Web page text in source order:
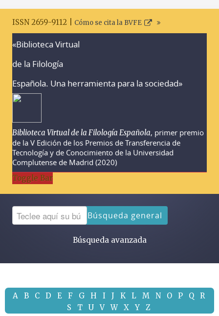
ISSN 2659-9112 | Cómo se cita la BVFE
«Biblioteca Virtual
de la Filología
Española. Una herramienta para la sociedad»
Biblioteca Virtual de la Filología Española, primer premio
de la V Edición de los Premios de Transferencia de
Tecnología y de Conocimiento de la Universidad
Complutense de Madrid (2020)
Toggle Bar
Búsqueda general
Búsqueda avanzada
A B C D E F G H I J K L M N O P Q
R
S
T U V W X Y Z